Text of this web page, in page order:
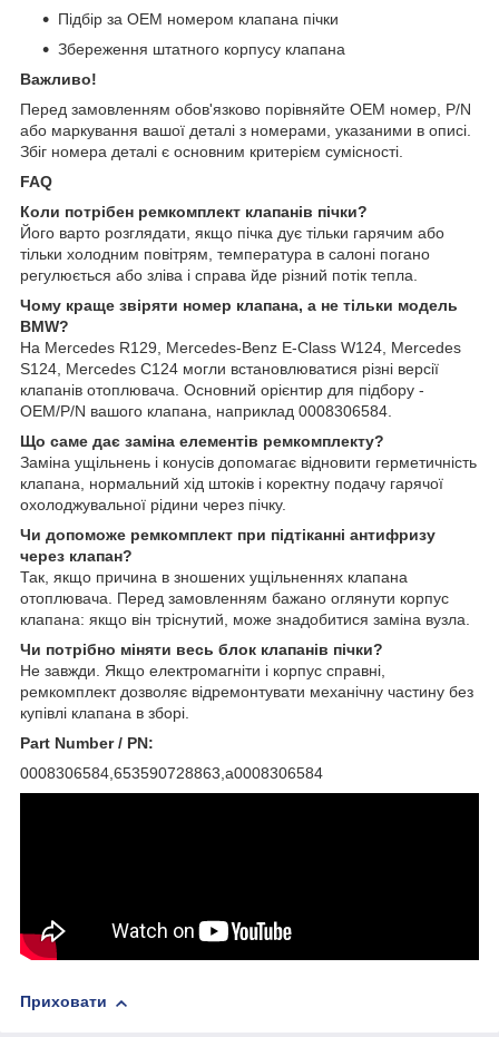
Підбір за OEM номером клапана пічки
Збереження штатного корпусу клапана
Важливо!
Перед замовленням обов'язково порівняйте OEM номер, P/N
або маркування вашої деталі з номерами, указаними в описі.
Збіг номера деталі є основним критерієм сумісності.
FAQ
Коли потрібен ремкомплект клапанів пічки?
Його варто розглядати, якщо пічка дує тільки гарячим або
тільки холодним повітрям, температура в салоні погано
регулюється або зліва і справа йде різний потік тепла.
Чому краще звіряти номер клапана, а не тільки модель
BMW?
На Mercedes R129, Mercedes-Benz E-Class W124, Mercedes
S124, Mercedes C124 могли встановлюватися різні версії
клапанів отоплювача. Основний орієнтир для підбору -
OEM/P/N вашого клапана, наприклад 0008306584.
Що саме дає заміна елементів ремкомплекту?
Заміна ущільнень і конусів допомагає відновити герметичність
клапана, нормальний хід штоків і коректну подачу гарячої
охолоджувальної рідини через пічку.
Чи допоможе ремкомплект при підтіканні антифризу
через клапан?
Так, якщо причина в зношених ущільненнях клапана
отоплювача. Перед замовленням бажано оглянути корпус
клапана: якщо він тріснутий, може знадобитися заміна вузла.
Чи потрібно міняти весь блок клапанів пічки?
Не завжди. Якщо електромагніти і корпус справні,
ремкомплект дозволяє відремонтувати механічну частину без
купівлі клапана в зборі.
Part Number / PN:
0008306584,653590728863,a0008306584
Приховати